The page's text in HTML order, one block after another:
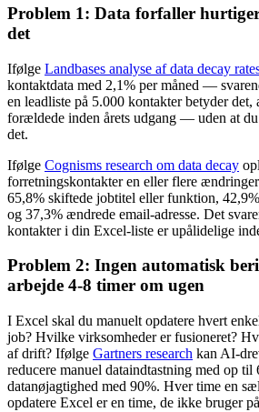
Problem 1: Data forfaller
det
Ifølge Landbases analyse af data decay
kontaktdata med 2,1% per måned —
en leadliste på 5.000 kontakter betyder det,
forældede inden årets udgang — uden at
det.
Ifølge Cognisms research om data decay
forretningskontakter en eller flere
65,8% skiftede jobtitel eller funktion,
og 37,3% ændrede email-adresse. Det
kontakter i din Excel-liste er upålidelige
Problem 2: Ingen automatisk
arbejde 4-8 timer om ugen
I Excel skal du manuelt opdatere hvert
job? Hvilke virksomheder er fusioneret?
af drift? Ifølge Gartners research kan AI-
reducere manuel dataindtastning med op til
datanøjagtighed med 90%. Hver time en
opdatere Excel er en time, de ikke bruger